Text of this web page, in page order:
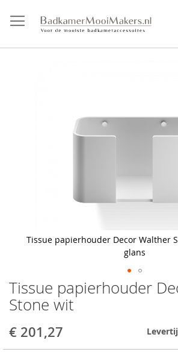
direct
door
Tissue papierhouder
Stone wit
€ 201,27
Tissue papierhouder Decor Walther
glans
Skip
to
the
of